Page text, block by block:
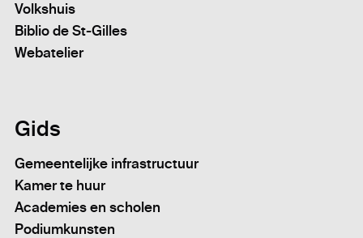
Volkshuis
Biblio de St-Gilles
Webatelier
Gids
Gemeentelijke infrastructuur
Kamer te huur
Academies en scholen
Podiumkunsten